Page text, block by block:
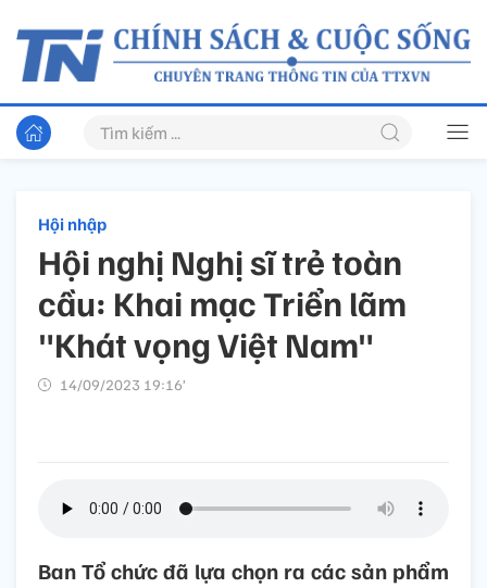
Hội nhập
Hội nghị Nghị sĩ trẻ toàn
cầu: Khai mạc Triển lãm
"Khát vọng Việt Nam"
14/09/2023 19:16’
Ban Tổ chức đã lựa chọn ra các sản phẩm